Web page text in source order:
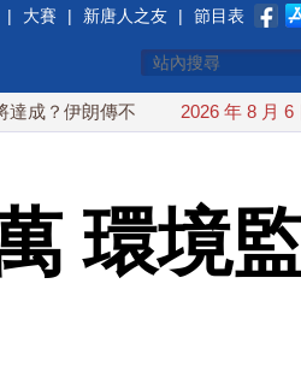
| 大賽 | 新唐人之友 | 節目表
傳不收通行費 配合漢光 總統
2026 年 8 月 6
環境